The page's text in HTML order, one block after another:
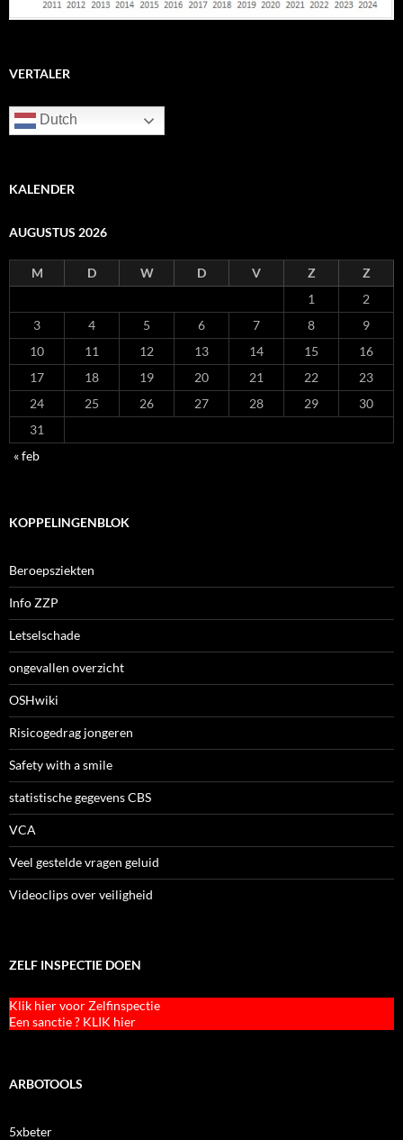
VERTALER
Dutch
KALENDER
AUGUSTUS 2026
M D W D V Z
Z
1
2
3
4 5 6 7 8
9
10
11 12 13 14 15
16
17
18 19 20 21 22
23
24
25 26 27 28 29
30
31
« feb
KOPPELINGENBLOK
Beroepsziekten
Info ZZP
Letselschade
ongevallen overzicht
OSHwiki
Risicogedrag jongeren
Safety with a smile
statistische gegevens CBS
VCA
Veel gestelde vragen geluid
Videoclips over veiligheid
ZELF INSPECTIE DOEN
Klik hier voor Zelfinspectie
Een sanctie ? KLIK hier
ARBOTOOLS
5xbeter